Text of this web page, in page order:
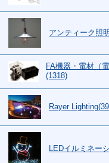
アンティーク照
FA機器・電材（
(1318)
Rayer
LEDイルミネー